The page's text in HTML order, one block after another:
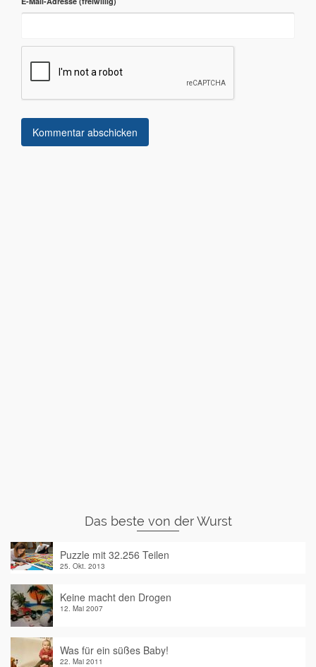
Das beste von der Wurst
Puzzle mit 32.256 Teilen
25. Okt. 2013
Keine macht den Drogen
12. Mai 2007
Was für ein süßes Baby!
22. Mai 2011